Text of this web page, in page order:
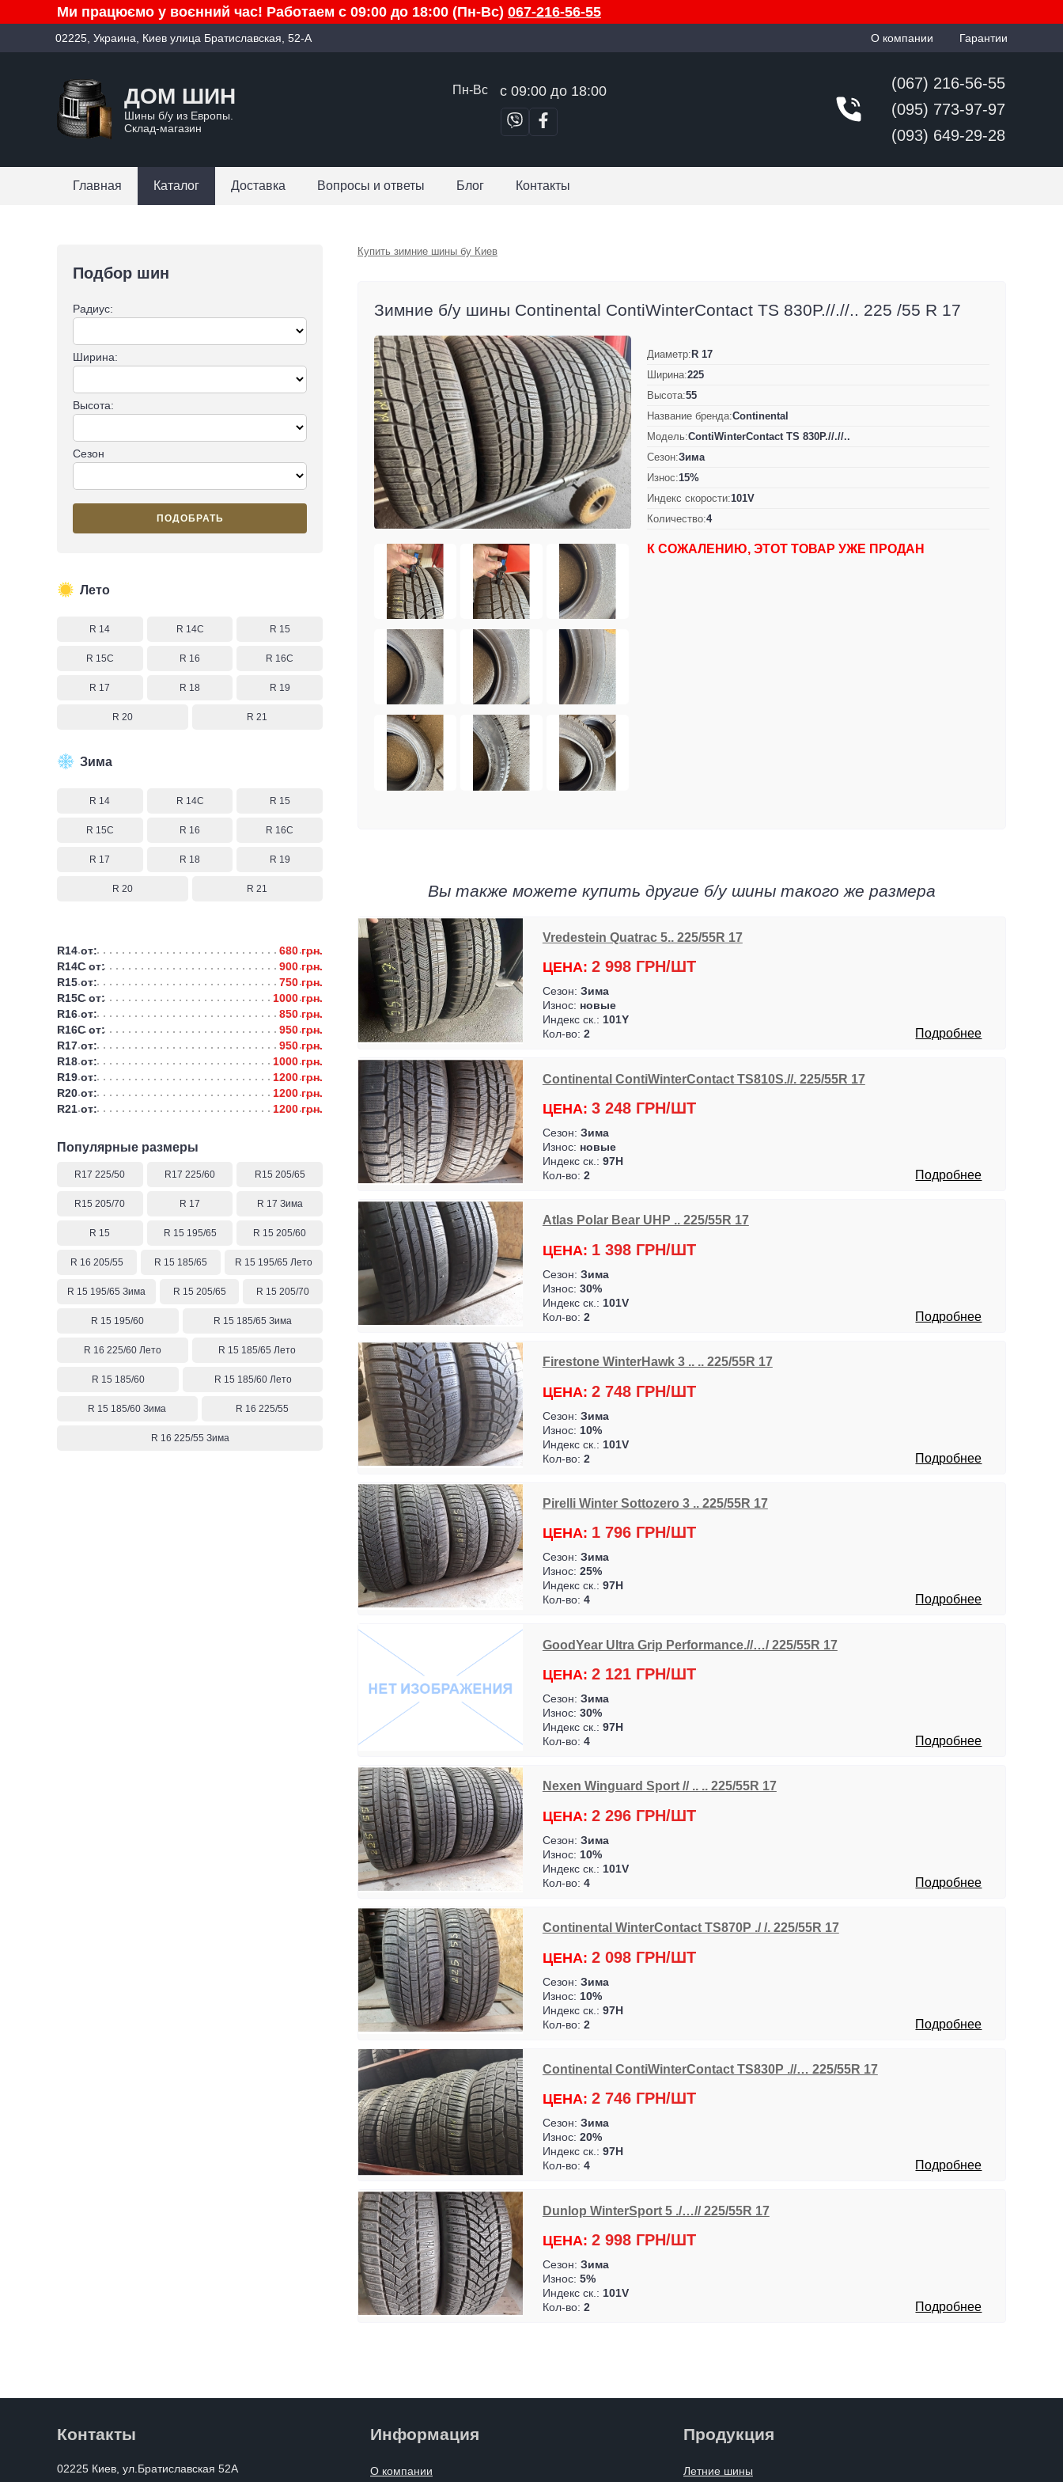
Ми працюємо у воєнний час! Работаем с 09:00 до 18:00 (Пн-Вс) 067-216-56-55
02225, Украина, Киев улица Братиславская, 52-А О компании Гарантии
ДОМ ШИН
Шины б/у из Европы.
Склад-магазин
Пн-Вс с 09:00 до 18:00
(067) 216-56-55
(095) 773-97-97
(093) 649-29-28
Главная Каталог Доставка Вопросы и ответы Блог Контакты
Подбор шин
Радиус:
Ширина:
Высота:
Сезон
ПОДОБРАТЬ
Лето
R 14 R 14C R 15
R 15C R 16 R 16C
R 17 R 18 R 19
R 20 R 21
Зима
R 14 R 14C R 15
R 15C R 16 R 16C
R 17 R 18 R 19
R 20 R 21
R14 от:
680 грн.
R14C от:
900 грн.
R15 от:
750 грн.
R15C от:
1000 грн.
R16 от:
850 грн.
R16C от:
950 грн.
R17 от:
950 грн.
R18 от:
1000 грн.
R19 от:
1200 грн.
R20 от:
1200 грн.
R21 от:
1200 грн.
Популярные размеры
R17 225/50 R17 225/60 R15 205/65
R15 205/70 R 17 R 17 Зима
R 15 R 15 195/65 R 15 205/60
R 16 205/55 R 15 185/65 R 15 195/65 Лето
R 15 195/65 Зима R 15 205/65 R 15 205/70
R 15 195/60 R 15 185/65 Зима
R 16 225/60 Лето R 15 185/65 Лето
R 15 185/60 R 15 185/60 Лето
R 15 185/60 Зима R 16 225/55
R 16 225/55 Зима
Купить зимние шины бу Киев
Зимние б/у шины Continental ContiWinterContact TS 830P.//.//.. 225 /55 R 17
Диаметр:R 17
Ширина:225
Высота:55
Название бренда:Continental
Модель:ContiWinterContact TS 830P.//.//..
Сезон:Зима
Износ:15%
Индекс скорости:101V
Количество:4
К СОЖАЛЕНИЮ, ЭТОТ ТОВАР УЖЕ ПРОДАН
Вы также можете купить другие б/у шины такого же размера
Vredestein Quatrac 5.. 225/55R 17
ЦЕНА: 2 998 ГРН/ШТ
Сезон: Зима
Износ: новые
Индекс ск.: 101Y
Кол-во: 2 Подробнее
Continental ContiWinterContact TS810S.//. 225/55R 17
ЦЕНА: 3 248 ГРН/ШТ
Сезон: Зима
Износ: новые
Индекс ск.: 97H
Кол-во: 2 Подробнее
Atlas Polar Bear UHP .. 225/55R 17
ЦЕНА: 1 398 ГРН/ШТ
Сезон: Зима
Износ: 30%
Индекс ск.: 101V
Кол-во: 2 Подробнее
Firestone WinterHawk 3 .. .. 225/55R 17
ЦЕНА: 2 748 ГРН/ШТ
Сезон: Зима
Износ: 10%
Индекс ск.: 101V
Кол-во: 2 Подробнее
Pirelli Winter Sottozero 3 .. 225/55R 17
ЦЕНА: 1 796 ГРН/ШТ
Сезон: Зима
Износ: 25%
Индекс ск.: 97H
Кол-во: 4 Подробнее
GoodYear Ultra Grip Performance.//…/ 225/55R 17
ЦЕНА: 2 121 ГРН/ШТ
Сезон: Зима
Износ: 30%
Индекс ск.: 97H
Кол-во: 4 Подробнее
Nexen Winguard Sport // .. .. 225/55R 17
ЦЕНА: 2 296 ГРН/ШТ
Сезон: Зима
Износ: 10%
Индекс ск.: 101V
Кол-во: 4 Подробнее
Continental WinterContact TS870P ./ /. 225/55R 17
ЦЕНА: 2 098 ГРН/ШТ
Сезон: Зима
Износ: 10%
Индекс ск.: 97H
Кол-во: 2 Подробнее
Continental ContiWinterContact TS830P .//… 225/55R 17
ЦЕНА: 2 746 ГРН/ШТ
Сезон: Зима
Износ: 20%
Индекс ск.: 97H
Кол-во: 4 Подробнее
Dunlop WinterSport 5 ./…// 225/55R 17
ЦЕНА: 2 998 ГРН/ШТ
Сезон: Зима
Износ: 5%
Индекс ск.: 101V
Кол-во: 2 Подробнее
Контакты
02225 Киев, ул.Братиславская 52А
Информация
О компании
Продукция
Летние шины